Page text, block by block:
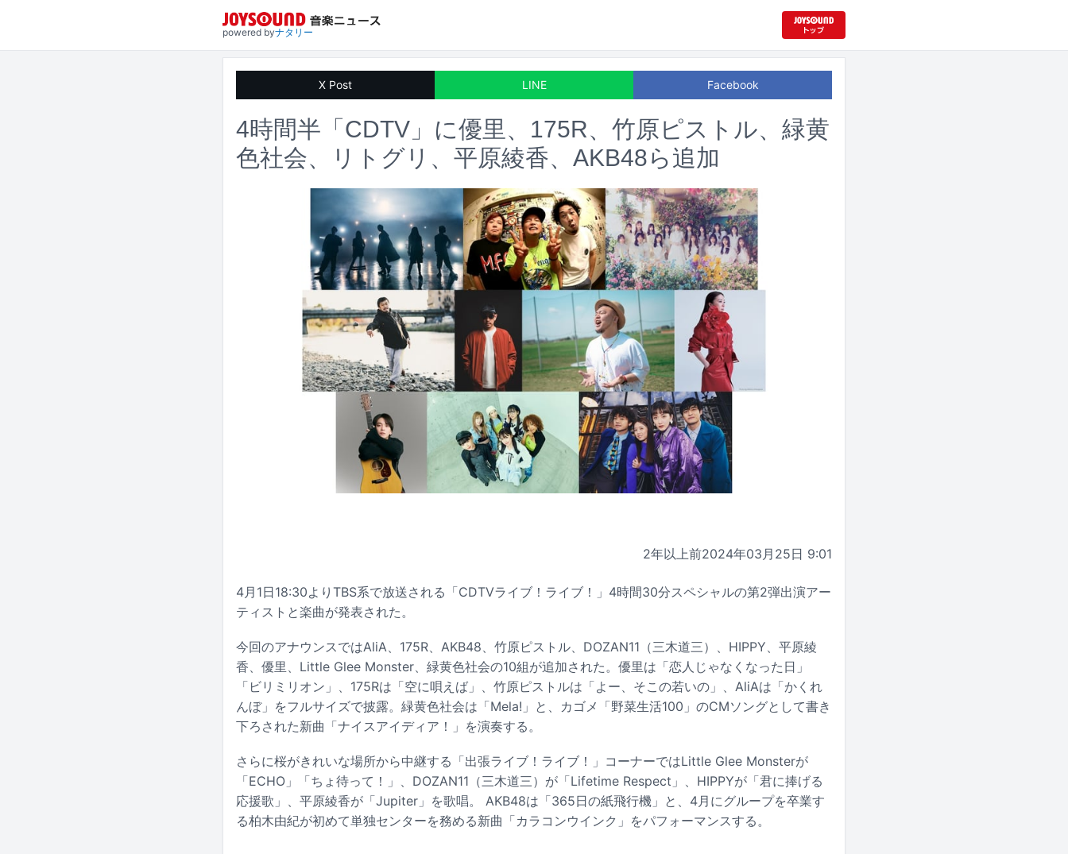
powered byナタリー
X Post LINE Facebook
4時間半「CDTV」に優里、175R、竹原ピストル、緑黄
色社会、リトグリ、平原綾香、AKB48ら追加
2年以上前2024年03月25日 9:01
4月1日18:30よりTBS系で放送される「CDTVライブ！ライブ！」4時間30分スペシャルの第2弾出演アー
ティストと楽曲が発表された。
今回のアナウンスではAliA、175R、AKB48、竹原ピストル、DOZAN11（三木道三）、HIPPY、平原綾
香、優里、Little Glee Monster、緑黄色社会の10組が追加された。優里は「恋人じゃなくなった日」
「ビリミリオン」、175Rは「空に唄えば」、竹原ピストルは「よー、そこの若いの」、AliAは「かくれ
んぼ」をフルサイズで披露。緑黄色社会は「Mela!」と、カゴメ「野菜生活100」のCMソングとして書き
下ろされた新曲「ナイスアイディア！」を演奏する。
さらに桜がきれいな場所から中継する「出張ライブ！ライブ！」コーナーではLittle Glee Monsterが
「ECHO」「ちょ待って！」、DOZAN11（三木道三）が「Lifetime Respect」、HIPPYが「君に捧げる
応援歌」、平原綾香が「Jupiter」を歌唱。 AKB48は「365日の紙飛行機」と、4月にグループを卒業す
る柏木由紀が初めて単独センターを務める新曲「カラコンウインク」をパフォーマンスする。